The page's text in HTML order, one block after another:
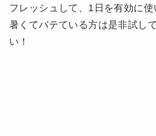
フレッシュして、1日を有効に使
暑くてバテている方は是非試し
い！